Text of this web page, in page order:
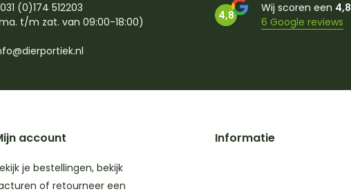
(0)174 512203
t/m zat. van 09:00-18:00)
4,8
Wij scoren een 4,8
6 Google reviews
account
je bestellingen, bekijk
of retourneer een
Informatie